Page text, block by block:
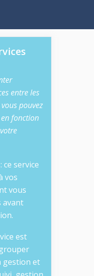
entre les
pouvez
fonction
: ce service
vos
vous
avant
est
gestion et